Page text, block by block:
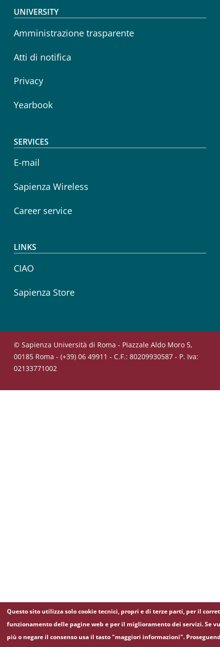
Footer menu
UNIVERSITY
Amministrazione trasparente
Atti di notifica
Privacy
Yearbook
SERVICES
E-mail
Sapienza Wireless
Career service
LINKS
CIAO
Sapienza Store
© Sapienza Università di Roma - Piazzale Aldo Moro 5,
00185 Roma - (+39) 06 49911 - C.F.: 80209930587 - P. Iva:
02133771002
Questo sito utilizza solo cookie tecnici, propri e di terze parti, per il
funzionamento delle pagine web e per il miglioramento dei servizi. Se
più o negare il consenso usa il tasto "maggiori informazioni".